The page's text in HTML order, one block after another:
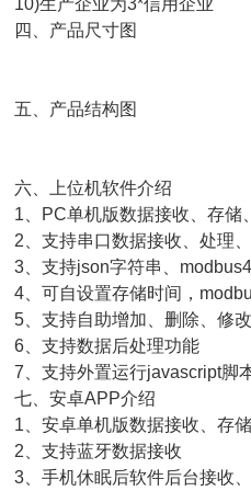
生产企业为3*信用企业
产品尺寸图
产品结构图
上位机软件介绍
PC单机版数据接收、存储
支持串口数据接收、处理
支持json字符串、
可自设置存储时间，
支持自助增加、删除、修改
支持数据后处理功能
支持外置运行javascript脚
安卓APP介绍
安卓单机版数据接收、存储
支持蓝牙数据接收
手机休眠后软件后台接收、